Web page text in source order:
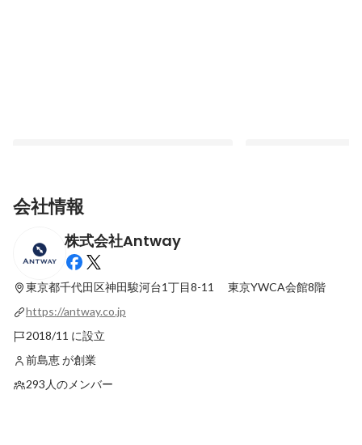
「自分ができる、“最大限いいこと”をした
い」機会の平等を実現するために立ち上げ
た、共働き世帯向けフードデリバリー事業
固定された投稿
資金調達を実施、累
固定された投稿
会社情報
株式会社Antway
東京都千代田区神田駿河台1丁目8-11
東京YWCA会館8階
https://antway.co.jp
2018/11 に設立
前島恵 が創業
293人のメンバー